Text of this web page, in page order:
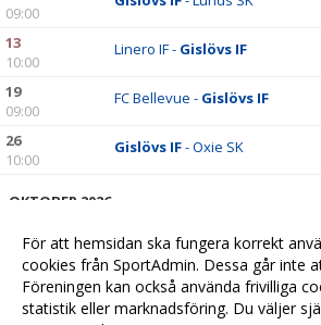
09:00
13
10:00
Linero IF - Gislövs IF
19
09:00
FC Bellevue - Gislövs IF
26
10:00
Gislövs IF- Oxie SK
OKTOBER 2026
14:00
Dalby GIF - Gislövs IF
13:00
Gislövs IF- Furulunds IK
För att hemsidan ska fungera korrekt
cookies från SportAdmin. Dessa går inte
Föreningen kan också använda frivilliga
statistik eller marknadsföring. Du väljer